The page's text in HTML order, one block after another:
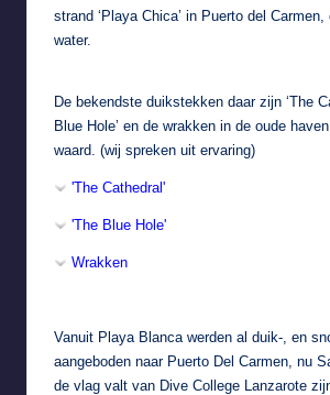
strand ‘Playa Chica’ in Puerto del
water.
De bekendste duikstekken daar zijn ‘The
Blue Hole’ en de wrakken in de oude
waard. (wij spreken uit ervaring)
'The Cathedral'
'The Blue Hole'
Wrakken
Vanuit Playa Blanca werden al duik-, en
aangeboden naar Puerto Del Carmen, nu
de vlag valt van Dive College Lanzarote